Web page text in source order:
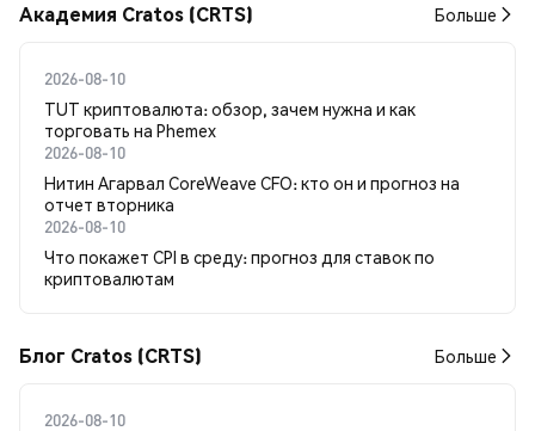
Академия Cratos (CRTS) Больше
2026-08-10
TUT криптовалюта: обзор, зачем нужна и как
торговать на Phemex
2026-08-10
Нитин Агарвал CoreWeave CFO: кто он и прогноз на
отчет вторника
2026-08-10
Что покажет CPI в среду: прогноз для ставок по
криптовалютам
Блог Cratos (CRTS) Больше
2026-08-10